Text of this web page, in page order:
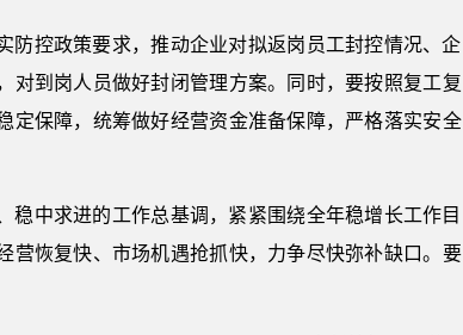
防控政策要求，推动企业对拟返岗员工封控情况、企
对到岗人员做好封闭管理方案。同时，要按照复工复
定保障，统筹做好经营资金准备保障，严格落实安全
中求进的工作总基调，紧紧围绕全年稳增长工作目
营恢复快、市场机遇抢抓快，力争尽快弥补缺口。要